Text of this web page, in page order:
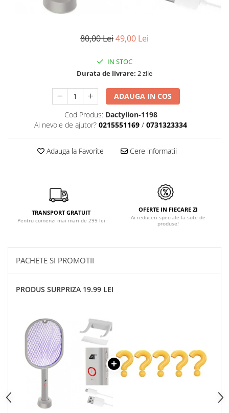
80,00 Lei49,00 Lei
IN STOC
Durata de livrare: 2 zile
ADAUGA IN COS
Cod Produs: Dactylion-1198
Ai nevoie de ajutor? 0215551169 / 0731323334
Adauga la Favorite Cere informatii
TRANSPORT GRATUIT
Pentru comenzi mai mari de 299 lei
OFERTE IN FIECARE ZI
Ai reduceri speciale la sute de
produse!
PACHETE SI PROMOTII
PRODUS SURPRIZA 19.99 LEI